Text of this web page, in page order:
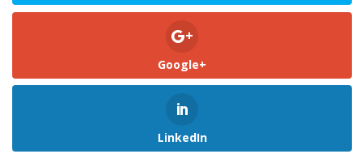
Google+
LinkedIn